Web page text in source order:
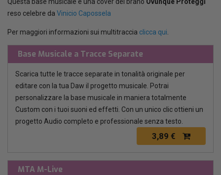
reso celebre da Vinicio Capossela
Per maggiori informazioni sui multitraccia clicca qui
Base Musicale a Tracce Separate
Scarica tutte le tracce separate in tonalità originale per
editare con la tua Daw il progetto musicale. Potrai
personalizzare la base musicale in maniera totalmente
Custom con i tuoi suoni ed effetti. Con un unico clic ottieni un
progetto Audio completo e professionale senza testo.
3,89 €
MTA M-Live